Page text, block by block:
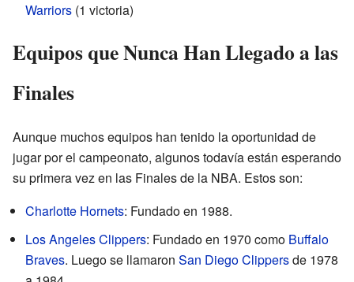
Warriors (1 victoria)
Equipos que Nunca Han Llegado a las
Finales
Aunque muchos equipos han tenido la oportunidad de
jugar por el campeonato, algunos todavía están esperando
su primera vez en las Finales de la NBA. Estos son:
Charlotte Hornets: Fundado en 1988.
Los Angeles Clippers: Fundado en 1970 como Buffalo
Braves. Luego se llamaron San Diego Clippersde 1978